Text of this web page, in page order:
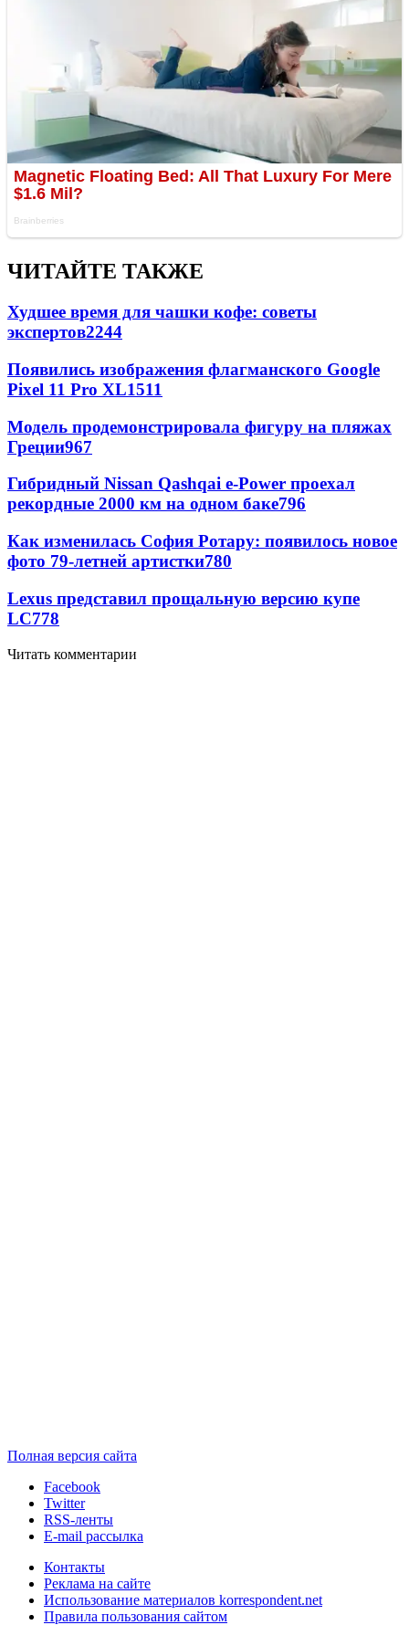
ЧИТАЙТЕ ТАКЖЕ
Худшее время для чашки кофе: советы
экспертов2244
Появились изображения флагманского Google
Pixel 11 Pro XL1511
Модель продемонстрировала фигуру на пляжах
Греции967
Гибридный Nissan Qashqai e-Power проехал
рекордные 2000 км на одном баке796
Как изменилась София Ротару: появилось новое
фото 79-летней артистки780
Lexus представил прощальную версию купе
LC778
Читать комментарии
Полная версия сайта
Facebook
Twitter
RSS-ленты
E-mail рассылка
Контакты
Реклама на сайте
Использование материалов korrespondent.net
Правила пользования сайтом